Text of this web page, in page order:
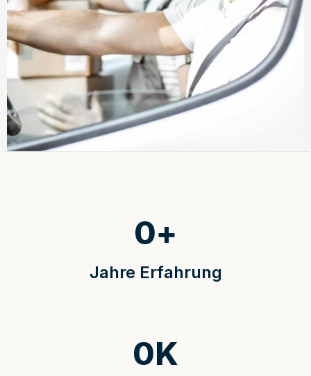
Jahre Erfahrung
0+
0K